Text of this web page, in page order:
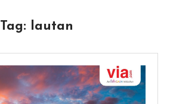
Tag: lautan